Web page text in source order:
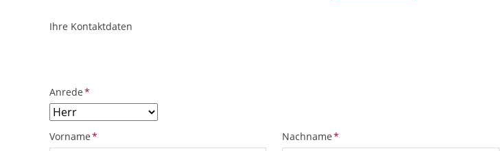
ObjektPlatzhalter
URL
Ihre Kontaktdaten
Pflichtfeld
Anrede*
Pflichtfeld
Vorname* Pflichtfeld
Nachname*